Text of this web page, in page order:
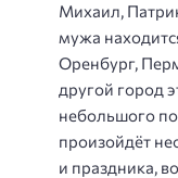
Михаил,
мужа
Оренбург,
другой город
небольшого
произойдёт
и праздника,